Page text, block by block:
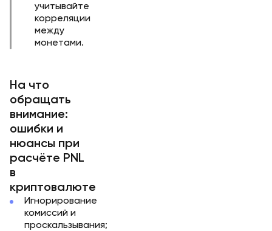
учитывайте
корреляции
между
монетами.
На что
обращать
внимание:
ошибки и
нюансы при
расчёте PNL
в
криптовалюте
Игнорирование
комиссий и
проскальзывания;